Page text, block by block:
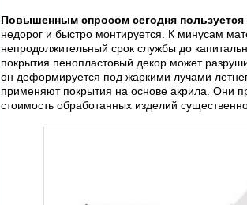
Повышенным спросом сегодня
недорог и быстро монтируется. К минусам
непродолжительный срок службы до
покрытия пенопластовый декор может
он деформируется под жаркими лучами
применяют покрытия на основе акрила. Они
стоимость обработанных изделий существенно